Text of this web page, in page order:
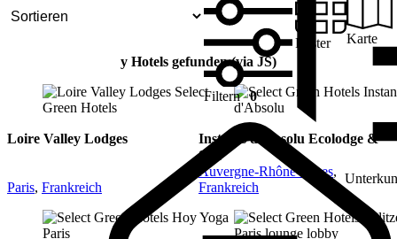
Filtern 0
Raster Karte
y Hotels gefunden (via JS)
Loire Valley Lodges
Paris, Frankreich
Instants d’Absolu Ecolodge &
Spa
Auvergne-Rhône-Alpes,
Frankreich